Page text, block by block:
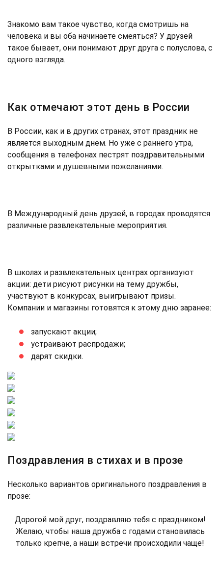
Знакомо вам такое чувство, когда смотришь на
человека и вы оба начинаете смеяться? У друзей
такое бывает, они понимают друг друга с полуслова, с
одного взгляда.
Как отмечают этот день в России
В России, как и в других странах, этот праздник не
является выходным днем. Но уже с раннего утра,
сообщения в телефонах пестрят поздравительными
открытками и душевными пожеланиями.
В Международный день друзей, в городах проводятся
различные развлекательные мероприятия.
В школах и развлекательных центрах организуют
акции: дети рисуют рисунки на тему дружбы,
участвуют в конкурсах, выигрывают призы.
Компании и магазины готовятся к этому дню заранее:
запускают акции;
устраивают распродажи;
дарят скидки.
Поздравления в стихах и в прозе
Несколько вариантов оригинального поздравления в
прозе:
Дорогой мой друг, поздравляю тебя с праздником!
Желаю, чтобы наша дружба с годами становилась
только крепче, а наши встречи происходили чаще!